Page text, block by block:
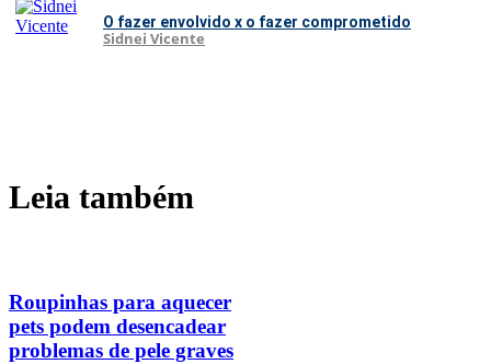
O fazer envolvido x o fazer comprometido
Sidnei Vicente
Leia também
Roupinhas para aquecer
pets podem desencadear
problemas de pele graves